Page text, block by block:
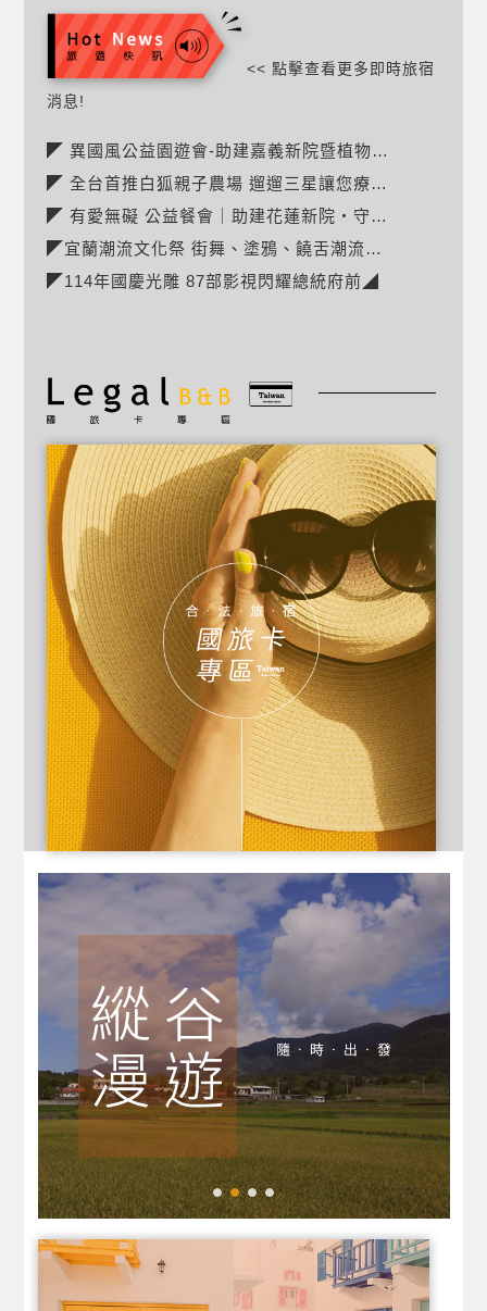
<< 點擊查看更多即時旅宿
消息!
◤ 異國風公益園遊會-助建嘉義新院暨植物人常年服務經費◢
◤ 全台首推白狐親子農場 遛遛三星讓您療癒!◢
◤ 有愛無礙 公益餐會｜助建花蓮新院・守護無聲的生命◢
◤宜蘭潮流文化祭 街舞、塗鴉、饒舌潮流市集◢
◤114年國慶光雕 87部影視閃耀總統府前◢